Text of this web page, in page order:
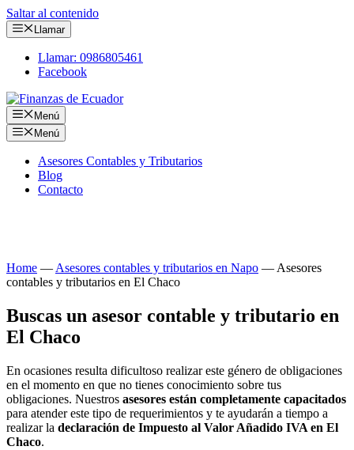
Saltar al contenido
Llamar
Llamar: 0986805461
Facebook
Menú
Menú
Asesores Contables y Tributarios
Blog
Contacto
Home —Asesores contables y tributarios en Napo —Asesores
contables y tributarios en El Chaco
Buscas un asesor contable y tributario en
El Chaco
En ocasiones resulta dificultoso realizar este género de obligaciones
en el momento en que no tienes conocimiento sobre tus
obligaciones. Nuestros asesores están completamente capacitados
para atender este tipo de requerimientos y te ayudarán a tiempo a
realizar la declaración de Impuesto al Valor Añadido IVA en El
Chaco.